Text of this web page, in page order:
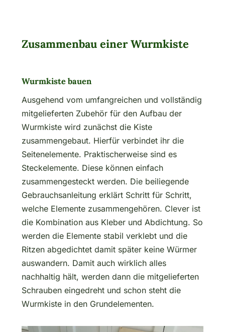
Zusammenbau einer Wurmkiste
Wurmkiste bauen
Ausgehend vom umfangreichen und vollständig
mitgelieferten Zubehör für den Aufbau der
Wurmkiste wird zunächst die Kiste
zusammengebaut. Hierfür verbindet ihr die
Seitenelemente. Praktischerweise sind es
Steckelemente. Diese können einfach
zusammengesteckt werden. Die beiliegende
Gebrauchsanleitung erklärt Schritt für Schritt,
welche Elemente zusammengehören. Clever ist
die Kombination aus Kleber und Abdichtung. So
werden die Elemente stabil verklebt und die
Ritzen abgedichtet damit später keine Würmer
auswandern. Damit auch wirklich alles
nachhaltig hält, werden dann die mitgelieferten
Schrauben eingedreht und schon steht die
Wurmkiste in den Grundelementen.